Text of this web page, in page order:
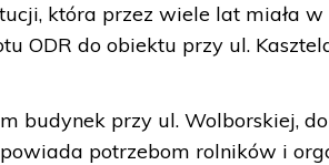
która przez wiele lat miała
ODR do obiektu przy ul.
budynek przy ul. Wolborskiej,
potrzebom rolników i